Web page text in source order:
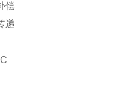
偿
递